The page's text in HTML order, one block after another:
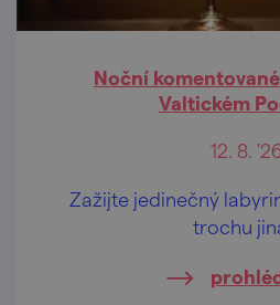
Noční
Valtickém
12. 8.
Zažijte jedinečný
trochu